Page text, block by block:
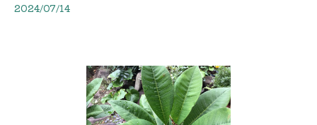
2024/07/14